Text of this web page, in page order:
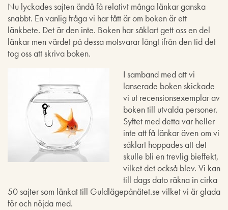
Nu lyckades sajten ändå få relativt många länkar ganska
snabbt. En vanlig fråga vi har fått är om boken är ett
länkbete. Det är den inte. Boken har såklart gett oss en del
länkar men värdet på dessa motsvarar långt ifrån den tid det
tog oss att skriva boken.
I samband med att vi
lanserade boken skickade
vi ut recensionsexemplar av
boken till utvalda personer.
Syftet med detta var heller
inte att få länkar även om vi
såklart hoppades att det
skulle bli en trevlig bieffekt,
vilket det också blev. Vi kan
till dags dato räkna in cirka
50 sajter som länkat till Guldlägepånätet.se vilket vi är glada
för och nöjda med.